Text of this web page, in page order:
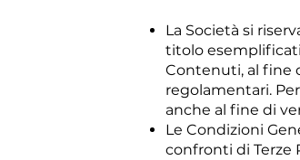
La Società si
titolo
Contenuti, al fine
regolamentari.
anche al fine di
Le Condizioni
confronti di Terze